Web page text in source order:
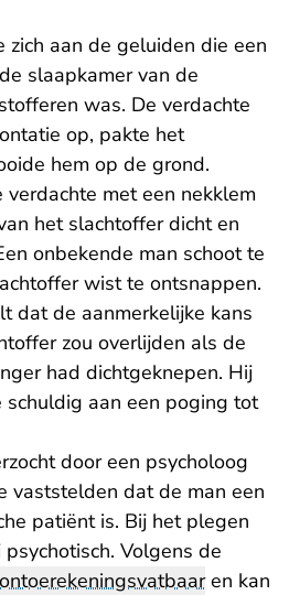
zich aan de geluiden die een
slaapkamer van de
was. De verdachte
op, pakte het
hem op de grond.
met een nekklem
het slachtoffer dicht en
onbekende man schoot te
wist te ontsnappen.
dat de aanmerkelijke kans
zou overlijden als de
had dichtgeknepen. Hij
schuldig aan een poging tot
door een psycholoog
vaststelden dat de man een
patiënt is. Bij het plegen
Volgens de
ontoerekeningsvatbaaren kan